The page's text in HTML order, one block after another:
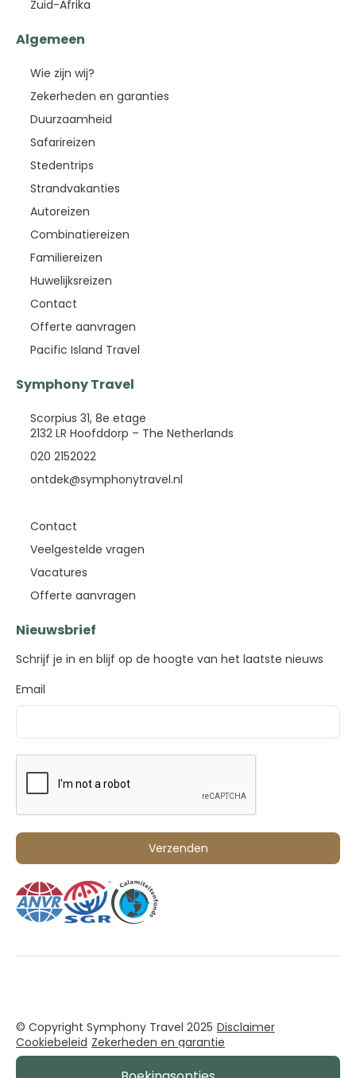
Zuid-Afrika
Algemeen
Wie zijn wij?
Zekerheden en garanties
Duurzaamheid
Safarireizen
Stedentrips
Strandvakanties
Autoreizen
Combinatiereizen
Familiereizen
Huwelijksreizen
Contact
Offerte aanvragen
Pacific Island Travel
Symphony Travel
Scorpius 31, 8e etage
2132 LR Hoofddorp – The Netherlands
020 2152022
ontdek@symphonytravel.nl
Contact
Veelgestelde vragen
Vacatures
Offerte aanvragen
Nieuwsbrief
Schrijf je in en blijf op de hoogte van het laatste nieuws
Email
© Copyright Symphony Travel 2025 Disclaimer
Cookiebeleid Zekerheden en garantie